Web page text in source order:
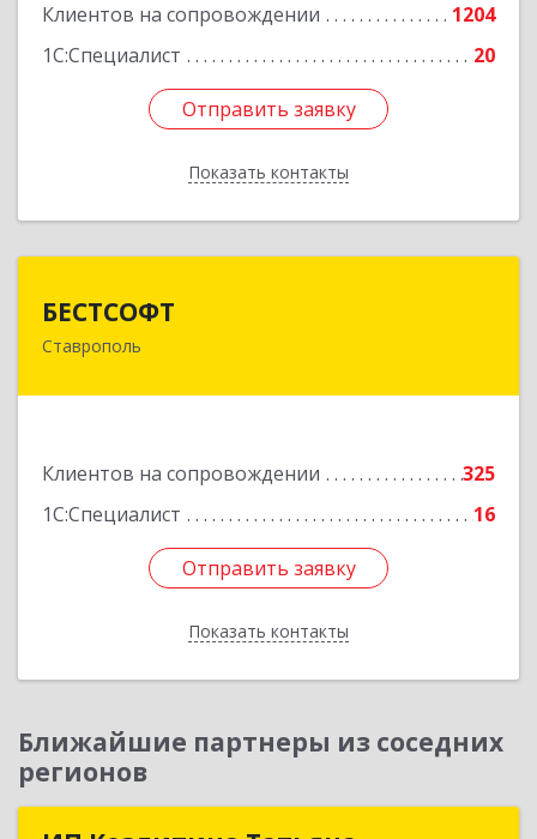
Клиентов на сопровождении
1204
1С:Специалист
20
Отправить заявку
Показать контакты
Отправить заявку
Назад
БЕСТСОФТ
Ставрополь
Клиентов на сопровождении
325
1С:Специалист
16
Отправить заявку
Показать контакты
355011, Ставропольский край, Ставрополь г,
Отправить заявку
Назад
Ближайшие партнеры из соседних
регионов